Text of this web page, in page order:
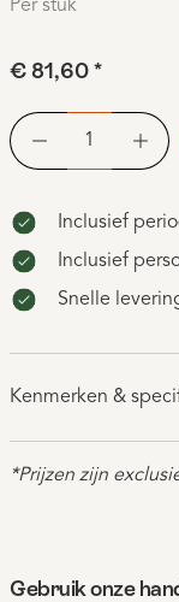
Per stuk
€ 81,60*
Inclusief
Inclusief
Snelle
Kenmerken &
*Prijzen zijn
Gebruik onze